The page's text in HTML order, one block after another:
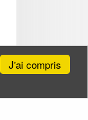
J'ai compris